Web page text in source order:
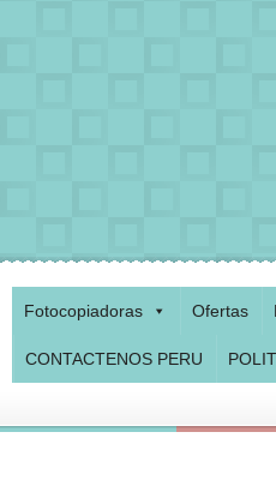
Fotocopiadoras Ofertas
CONTACTENOS PERU